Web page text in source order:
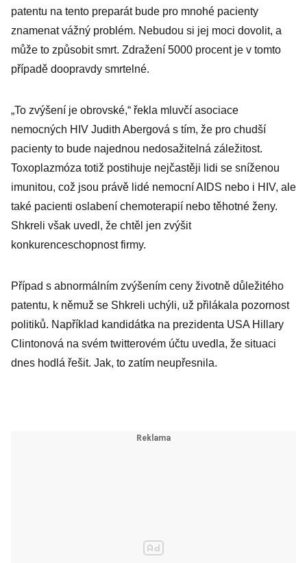
patentu na tento preparát bude pro mnohé pacienty
znamenat vážný problém. Nebudou si jej moci dovolit, a
může to způsobit smrt. Zdražení 5000 procent je v tomto
případě doopravdy smrtelné.
„To zvýšení je obrovské,“ řekla mluvčí asociace
nemocných HIV Judith Abergová s tím, že pro chudší
pacienty to bude najednou nedosažitelná záležitost.
Toxoplazmóza totiž postihuje nejčastěji lidi se sníženou
imunitou, což jsou právě lidé nemocní AIDS nebo i HIV, ale
také pacienti oslabení chemoterapií nebo těhotné ženy.
Shkreli však uvedl, že chtěl jen zvýšit
konkurenceschopnost firmy.
Případ s abnormálním zvýšením ceny životně důležitého
patentu, k němuž se Shkreli uchýli, už přilákala pozornost
politiků. Například kandidátka na prezidenta USA Hillary
Clintonová na svém twitterovém účtu uvedla, že situaci
dnes hodlá řešit. Jak, to zatím neupřesnila.